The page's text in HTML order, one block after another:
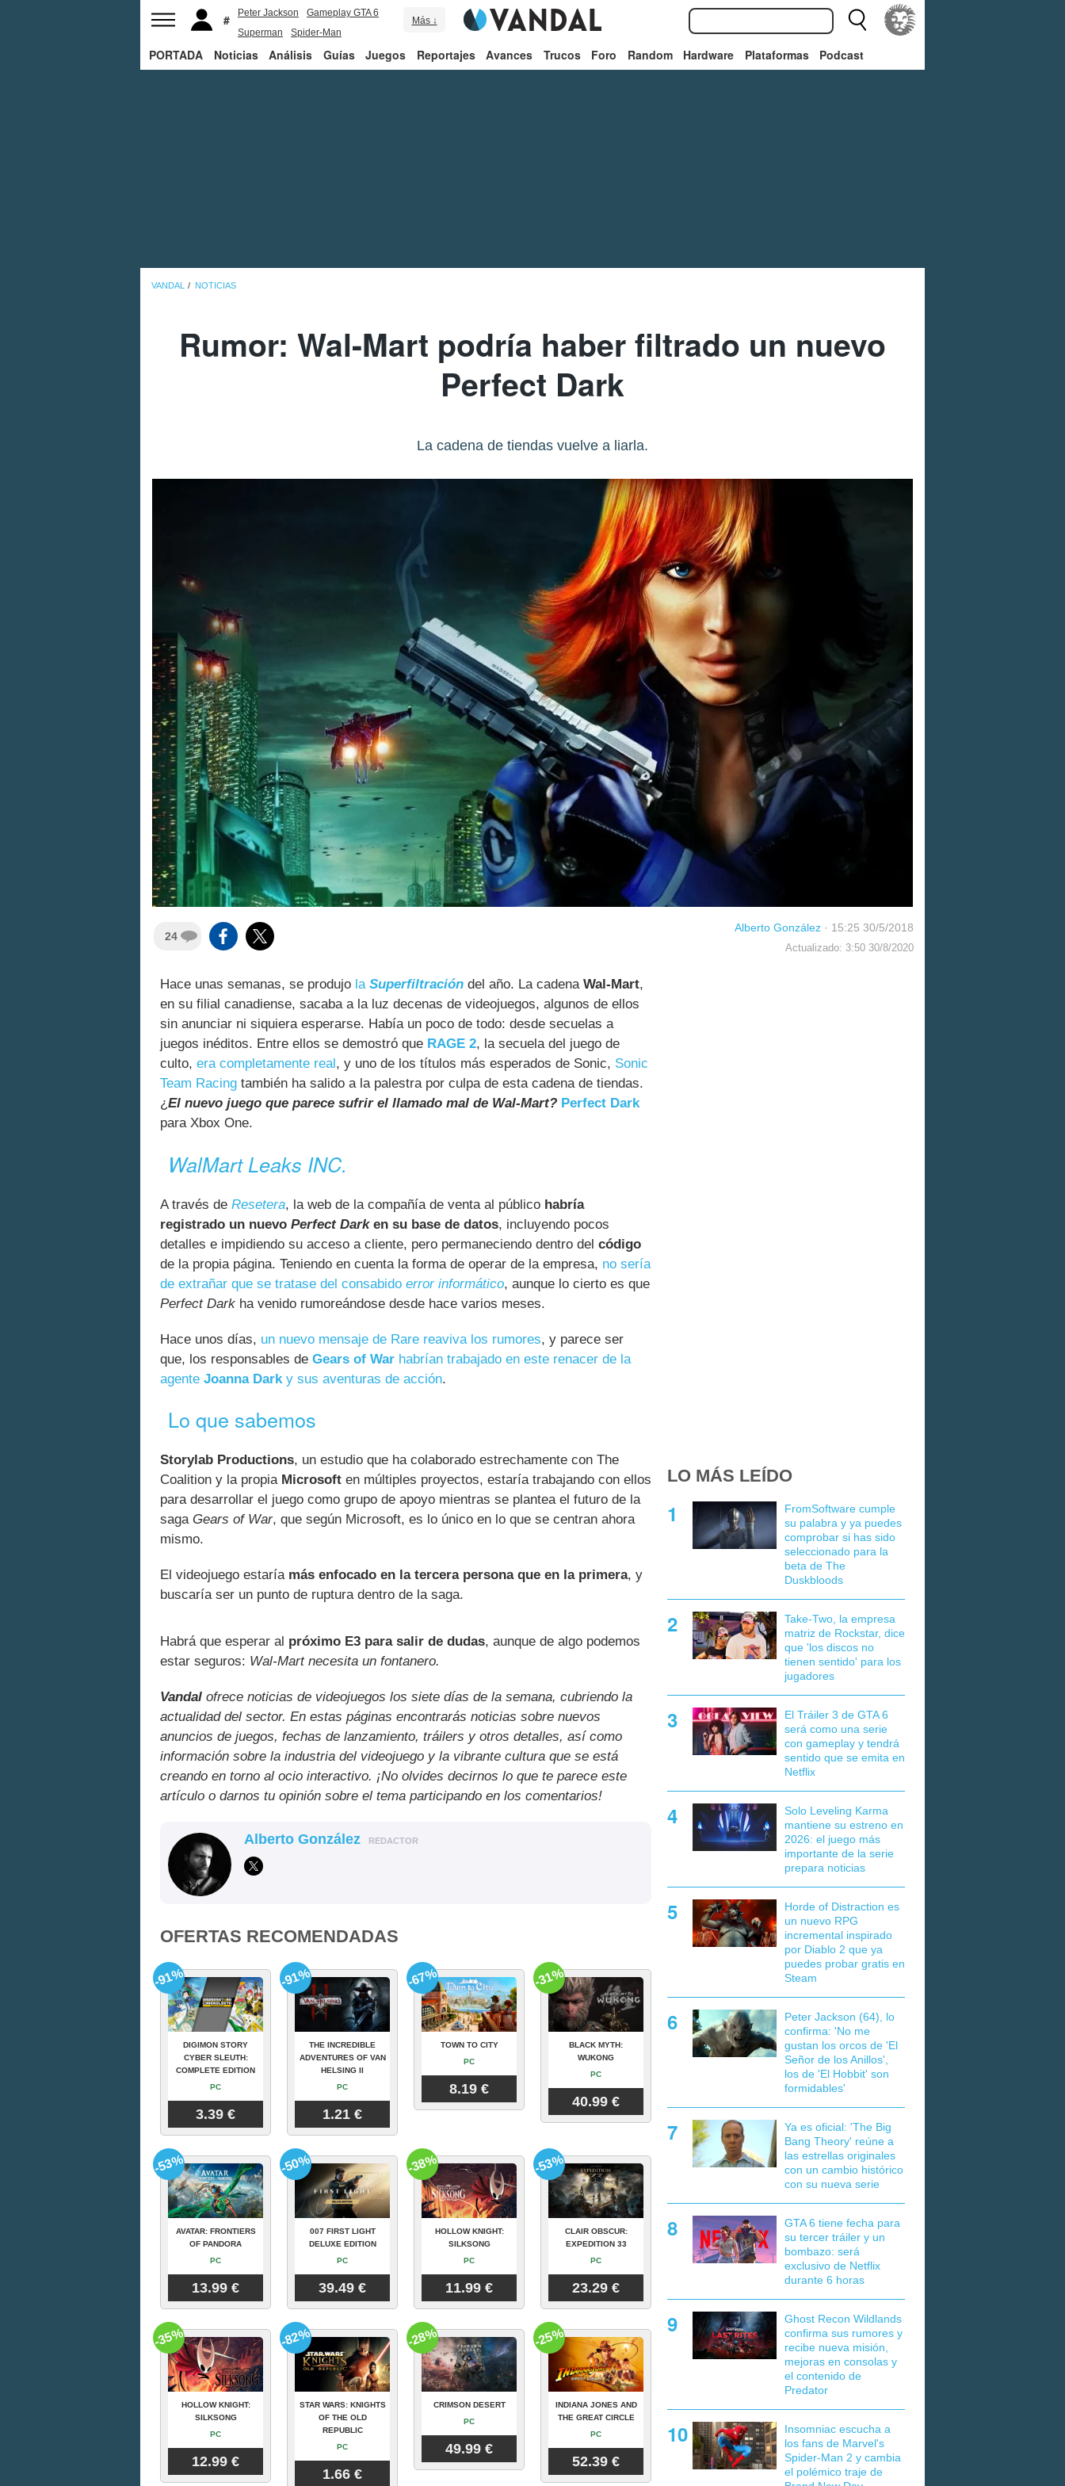
Peter Jackson
Gameplay GTA 6
Superman
Spider-Man
Más ↓
PORTADA Noticias Análisis Guías Juegos Reportajes Avances Trucos Foro Random Hardware Plataformas Podcast
VANDAL NOTICIAS
Rumor: Wal-Mart podría haber filtrado un nuevo
Perfect Dark
La cadena de tiendas vuelve a liarla.
24
Alberto González · 15:25 30/5/2018
Actualizado: 3:50 30/8/2020
Hace unas semanas, se produjo la Superfiltración del año. La cadena Wal-Mart,
en su filial canadiense, sacaba a la luz decenas de videojuegos, algunos de ellos
sin anunciar ni siquiera esperarse. Había un poco de todo: desde secuelas a
juegos inéditos. Entre ellos se demostró que RAGE 2, la secuela del juego de
culto, era completamente real , y uno de los títulos más esperados de Sonic, Sonic
Team Racing también ha salido a la palestra por culpa de esta cadena de tiendas.
¿El nuevo juego que parece sufrir el llamado mal de Wal-Mart? Perfect Dark
para Xbox One.
WalMart Leaks INC.
A través de Resetera, la web de la compañía de venta al público habría
registrado un nuevo Perfect Darken su base de datos, incluyendo pocos
detalles e impidiendo su acceso a cliente, pero permaneciendo dentro del código
de la propia página. Teniendo en cuenta la forma de operar de la empresa, no sería
de extrañar que se tratase del consabido error informático, aunque lo cierto es que
Perfect Dark ha venido rumoreándose desde hace varios meses.
Hace unos días, un nuevo mensaje de Rare reaviva los rumores, y parece ser
que, los responsables de Gears of War habrían trabajado en este renacer de la
agente Joanna Dark y sus aventuras de acción.
Lo que sabemos
Storylab Productions, un estudio que ha colaborado estrechamente con The
Coalition y la propia Microsoft en múltiples proyectos, estaría trabajando con ellos
para desarrollar el juego como grupo de apoyo mientras se plantea el futuro de la
saga Gears of War, que según Microsoft, es lo único en lo que se centran ahora
mismo.
El videojuego estaría más enfocado en la tercera persona que en la primera, y
buscaría ser un punto de ruptura dentro de la saga.
Habrá que esperar al próximo E3 para salir de dudas, aunque de algo podemos
estar seguros: Wal-Mart necesita un fontanero.
Vandal ofrece noticias de videojuegos los siete días de la semana, cubriendo la
actualidad del sector. En estas páginas encontrarás noticias sobre nuevos
anuncios de juegos, fechas de lanzamiento, tráilers y otros detalles, así como
información sobre la industria del videojuego y la vibrante cultura que se está
creando en torno al ocio interactivo. ¡No olvides decirnos lo que te parece este
artículo o darnos tu opinión sobre el tema participando en los comentarios!
Alberto González REDACTOR
OFERTAS RECOMENDADAS
DIGIMON STORY
CYBER SLEUTH:
COMPLETE EDITION
PC
3.39 €
-91%
THE INCREDIBLE
ADVENTURES OF VAN
HELSING II
PC
1.21 €
-91%
TOWN TO CITY
PC
8.19 €
-67%
BLACK MYTH:
WUKONG
PC
40.99 €
-31%
AVATAR: FRONTIERS
OF PANDORA
PC
13.99 €
-53%
007 FIRST LIGHT
DELUXE EDITION
PC
39.49 €
-50%
HOLLOW KNIGHT:
SILKSONG
PC
11.99 €
-38%
CLAIR OBSCUR:
EXPEDITION 33
PC
23.29 €
-53%
HOLLOW KNIGHT:
SILKSONG
PC
12.99 €
-35%
STAR WARS: KNIGHTS
OF THE OLD
REPUBLIC
PC
1.66 €
-82%
CRIMSON DESERT
PC
49.99 €
-28%
INDIANA JONES AND
THE GREAT CIRCLE
PC
52.39 €
-25%
LO MÁS LEÍDO
FromSoftware cumple
su palabra y ya puedes
comprobar si has sido
seleccionado para la
beta de The
Duskbloods
Take-Two, la empresa
matriz de Rockstar, dice
que 'los discos no
tienen sentido' para los
jugadores
El Tráiler 3 de GTA 6
será como una serie
con gameplay y tendrá
sentido que se emita en
Netflix
Solo Leveling Karma
mantiene su estreno en
2026: el juego más
importante de la serie
prepara noticias
Horde of Distraction es
un nuevo RPG
incremental inspirado
por Diablo 2 que ya
puedes probar gratis en
Steam
Peter Jackson (64), lo
confirma: 'No me
gustan los orcos de 'El
Señor de los Anillos',
los de 'El Hobbit' son
formidables'
Ya es oficial: 'The Big
Bang Theory' reúne a
las estrellas originales
con un cambio histórico
con su nueva serie
GTA 6 tiene fecha para
su tercer tráiler y un
bombazo: será
exclusivo de Netflix
durante 6 horas
Ghost Recon Wildlands
confirma sus rumores y
recibe nueva misión,
mejoras en consolas y
el contenido de
Predator
Insomniac escucha a
los fans de Marvel's
Spider-Man 2 y cambia
el polémico traje de